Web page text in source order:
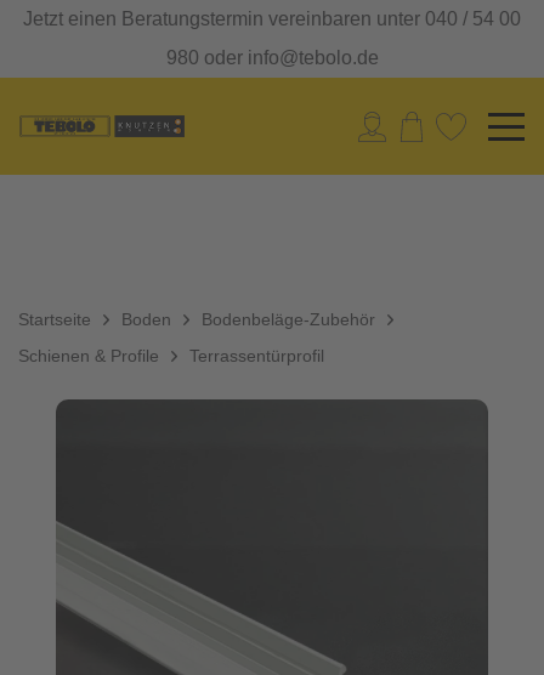
Jetzt einen Beratungstermin vereinbaren unter 040 / 54 00
980 oder info@tebolo.de
Startseite Boden
Bodenbeläge-Zubehör
Schienen & Profile
Terrassentürprofil